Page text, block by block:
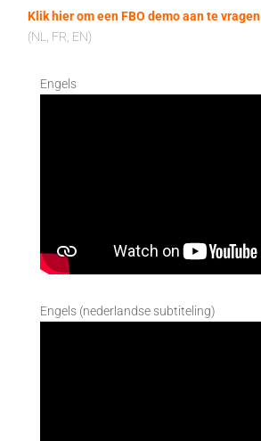
Klik hier om een FBO demo aan te vragen
(NL, FR, EN)
Engels
Engels (nederlandse subtiteling)